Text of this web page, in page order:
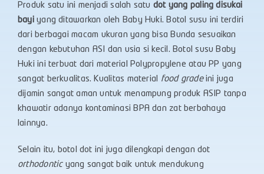
Produk satu ini menjadi salah satu dot yang paling disukai
bayiyang ditawarkan oleh Baby Huki. Botol susu ini terdiri
dari berbagai macam ukuran yang bisa Bunda sesuaikan
dengan kebutuhan ASI dan usia si kecil. Botol susu Baby
Huki ini terbuat dari material Polypropylene atau PP yang
sangat berkualitas. Kualitas material food gradeini juga
dijamin sangat aman untuk menampung produk ASIP tanpa
khawatir adanya kontaminasi BPA dan zat berbahaya
lainnya.
Selain itu, botol dot ini juga dilengkapi dengan dot
orthodonticyang sangat baik untuk mendukung